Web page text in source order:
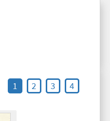
1 2 3 4